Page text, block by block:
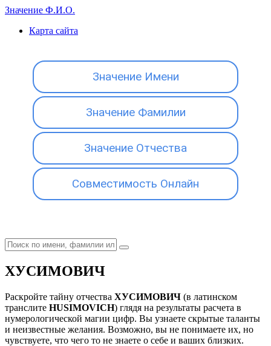
Значение Ф.И.О.
Карта сайта
Значение Имени
Значение Фамилии
Значение Отчества
Совместимость Онлайн
ХУСИМОВИЧ
Раскройте тайну отчества ХУСИМОВИЧ (в латинском
транслите HUSIMOVICH) глядя на результаты расчета в
нумерологической магии цифр. Вы узнаете скрытые таланты
и неизвестные желания. Возможно, вы не понимаете их, но
чувствуете, что чего то не знаете о себе и ваших близких.